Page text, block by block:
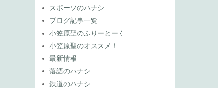
スポーツのハナシ
ブログ記事一覧
小笠原聖のふりーとーく
小笠原聖のオススメ！
最新情報
落語のハナシ
鉄道のハナシ